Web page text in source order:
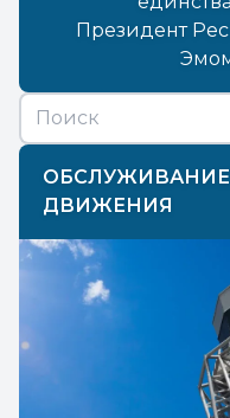
Президент
ДВИЖЕНИЯ